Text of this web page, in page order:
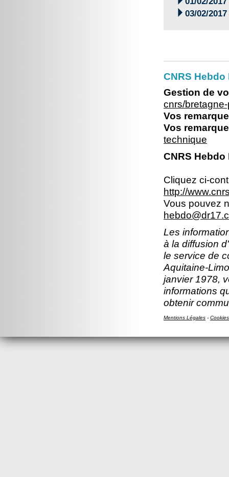
 03/02/2017
CNRS
Gestion de
cnrs/
Vos
Vos
technique
CNRS
Cliquez ci-
http://
Vous pouvez
Les
à la diffusion
le service de
Aquitaine-
janvier 1978,
informations
obtenir
Mentions Légales - Cookies